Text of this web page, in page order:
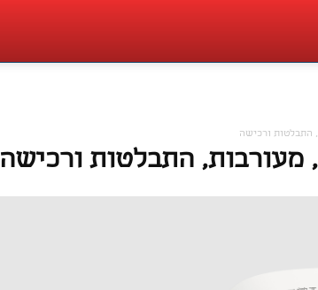
התבלטות ורכישה
מעורבות, התבלטות ורכישה